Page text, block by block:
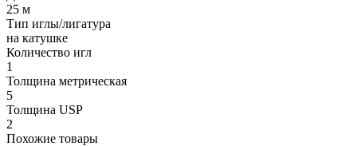
25 м
Тип иглы/лигатура
на катушке
Количество игл
1
Толщина метрическая
5
Толщина USP
2
Похожие товары